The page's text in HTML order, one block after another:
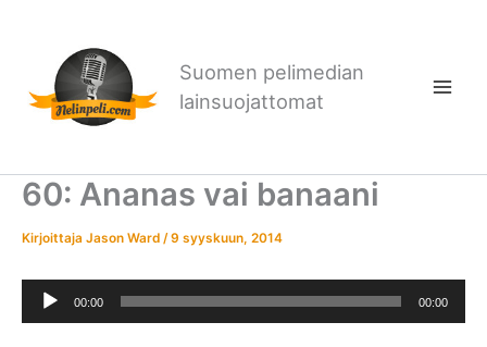
Suomen pelimedian
lainsuojattomat
60: Ananas vai banaani
Kirjoittaja Jason Ward /9 syyskuun, 2014
Äänitoistin
00:00 00:00